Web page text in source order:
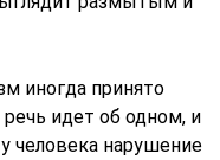
иногда принято
идет об одном, и
человека нарушение